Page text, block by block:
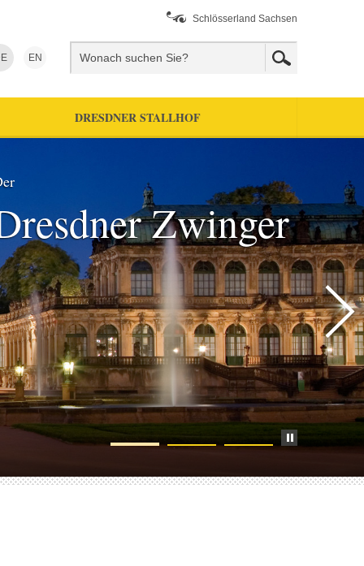
Schlösserland Sachsen
EN
DRESDNER STALLHOF
Zwinger